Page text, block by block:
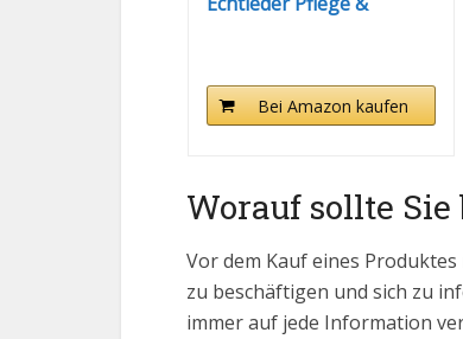
Bei Amazon kaufen
Worauf sollte
Vor dem Kauf eines
zu beschäftigen und sich zu
immer auf jede Information